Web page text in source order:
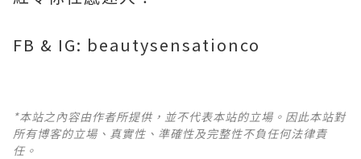
FB & IG: beautysensationco
*本站之內容由作者所提供，並不代表本站的立場。因此本站對
所有博客的立場、真實性、準確性及完整性不負任何法律責
任。